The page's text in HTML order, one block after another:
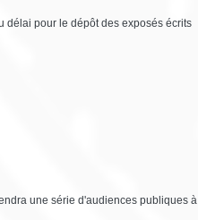
délai pour le dépôt des exposés écrits
une série d'audiences publiques à